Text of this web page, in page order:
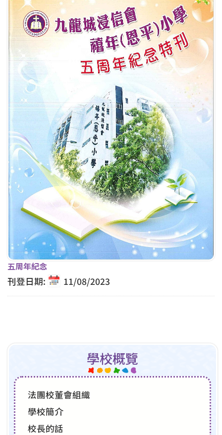
五周年紀念
刊登日期: 11/08/2023
學校概覽
法團校董會組織
學校簡介
校長的話